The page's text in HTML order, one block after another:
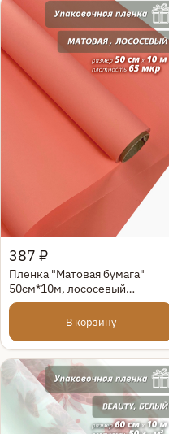
Быстрый просмотр
387 ₽
Пленка "Матовая бумага"
50см*10м, лососевый
(4610115500430)
В корзину